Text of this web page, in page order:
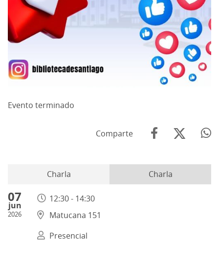
Charla Charla
07
jun
2026
12:30 - 14:30
Matucana 151
Presencial
Evento terminado
Comparte